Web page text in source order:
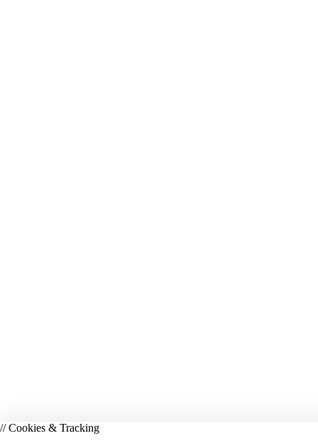
// Cookies & Tracking